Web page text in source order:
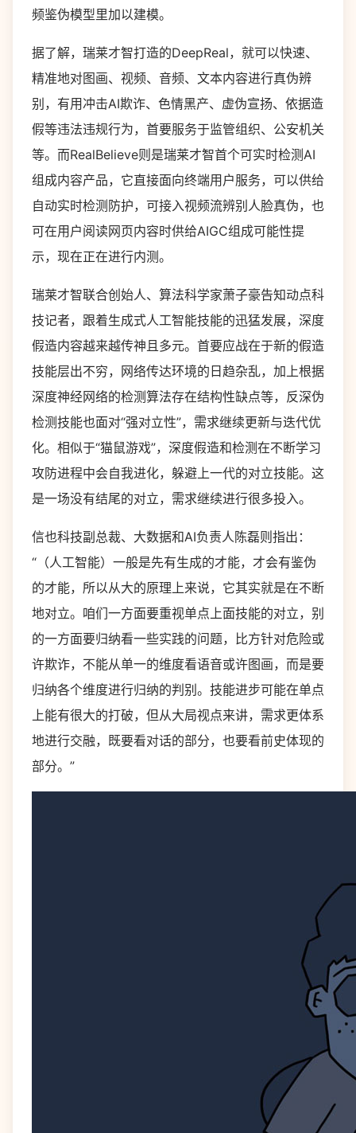
频鉴伪模型里加以建模。
据了解，瑞莱才智打造的DeepReal，就可以快速、
精准地对图画、视频、音频、文本内容进行真伪辨
别，有用冲击AI欺诈、色情黑产、虚伪宣扬、依据造
假等违法违规行为，首要服务于监管组织、公安机关
等。而RealBelieve则是瑞莱才智首个可实时检测AI
组成内容产品，它直接面向终端用户服务，可以供给
自动实时检测防护，可接入视频流辨别人脸真伪，也
可在用户阅读网页内容时供给AIGC组成可能性提
示，现在正在进行内测。
瑞莱才智联合创始人、算法科学家萧子豪告知动点科
技记者，跟着生成式人工智能技能的迅猛发展，深度
假造内容越来越传神且多元。首要应战在于新的假造
技能层出不穷，网络传达环境的日趋杂乱，加上根据
深度神经网络的检测算法存在结构性缺点等，反深伪
检测技能也面对“强对立性”，需求继续更新与迭代优
化。相似于“猫鼠游戏”，深度假造和检测在不断学习
攻防进程中会自我进化，躲避上一代的对立技能。这
是一场没有结尾的对立，需求继续进行很多投入。
信也科技副总裁、大数据和AI负责人陈磊则指出：
“（人工智能）一般是先有生成的才能，才会有鉴伪
的才能，所以从大的原理上来说，它其实就是在不断
地对立。咱们一方面要重视单点上面技能的对立，别
的一方面要归纳看一些实践的问题，比方针对危险或
许欺诈，不能从单一的维度看语音或许图画，而是要
归纳各个维度进行归纳的判别。技能进步可能在单点
上能有很大的打破，但从大局视点来讲，需求更体系
地进行交融，既要看对话的部分，也要看前史体现的
部分。”